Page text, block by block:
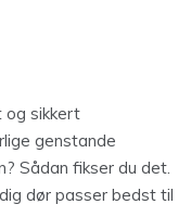
og sikkert
genstande
Sådan fikser du det.
dør passer bedst til